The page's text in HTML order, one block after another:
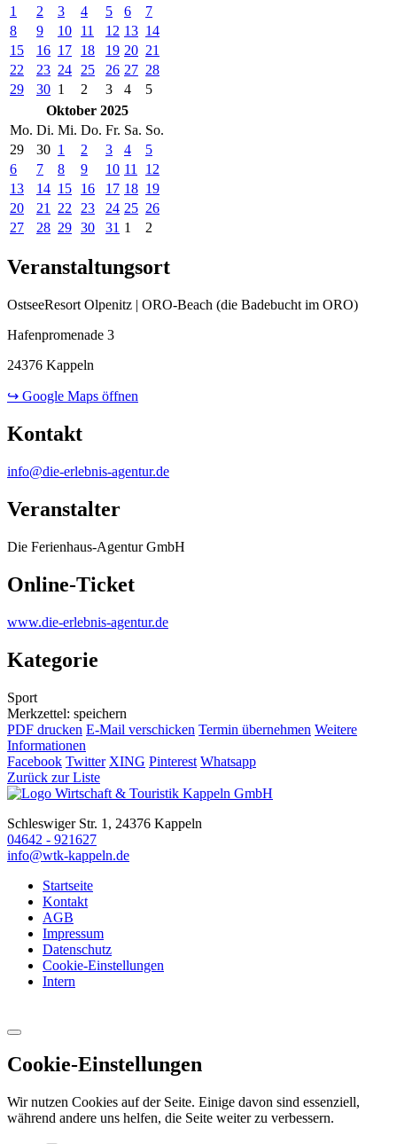
1
2 3 4 5 6
7
8
9 10 11 12 13 14
15
16 17 18 19 20 21
22
23 24 25 26 27 28
29
30 1 2 3 4
5
Oktober 2025
Mo. Di. Mi. Do. Fr. Sa. So.
29
30 1 2 3 4
5
6
7 8 9 10 11
12
13
14 15 16 17 18 19
20
21 22 23 24 25 26
27
28 29 30 31 1 2
Veranstaltungsort
OstseeResort Olpenitz | ORO-Beach (die Badebucht im ORO)
Hafenpromenade 3
24376 Kappeln
↪ Google Maps öffnen
Kontakt
info@die-erlebnis-agentur.de
Veranstalter
Die Ferienhaus-Agentur GmbH
Online-Ticket
www.die-erlebnis-agentur.de
Kategorie
Sport
Merkzettel: speichern
PDF drucken E-Mail verschicken Termin übernehmen Weitere
Informationen
Facebook Twitter XING Pinterest Whatsapp
Zurück zur Liste
Schleswiger Str. 1, 24376 Kappeln
04642 - 921627
info@wtk-kappeln.de
Startseite
Kontakt
AGB
Impressum
Datenschutz
Cookie-Einstellungen
Intern
Cookie-Einstellungen
Wir nutzen Cookies auf der Seite. Einige davon sind essenziell,
während andere uns helfen, die Seite weiter zu verbessern.